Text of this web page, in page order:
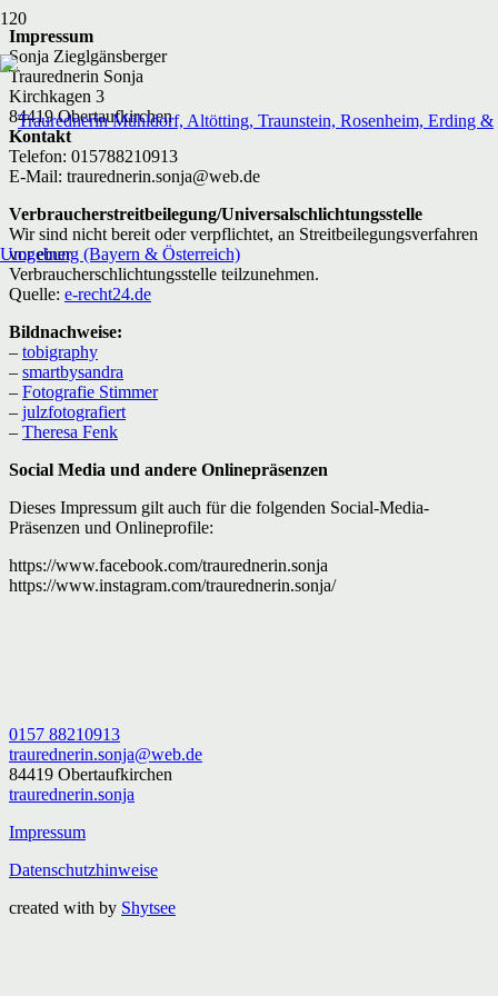
Impressum
Sonja Zieglgänsberger
Traurednerin Sonja
Kirchkagen 3
84419 Obertaufkirchen
Kontakt
Telefon: 015788210913
E-Mail: traurednerin.sonja@web.de
Verbraucherstreitbeilegung/Universalschlichtungsstelle
Wir sind nicht bereit oder verpflichtet, an Streitbeilegungsverfahren
vor einer
Verbraucherschlichtungsstelle teilzunehmen.
Quelle: e-recht24.de
Bildnachweise:
– tobigraphy
– smartbysandra
– Fotografie Stimmer
– julzfotografiert
– Theresa Fenk
Social Media und andere Onlinepräsenzen
Dieses Impressum gilt auch für die folgenden Social-Media-
Präsenzen und Onlineprofile:
https://www.facebook.com/traurednerin.sonja
https://www.instagram.com/traurednerin.sonja/
0157 88210913
traurednerin.sonja@web.de
84419 Obertaufkirchen
traurednerin.sonja
Impressum
Datenschutzhinweise
created with by Shytsee